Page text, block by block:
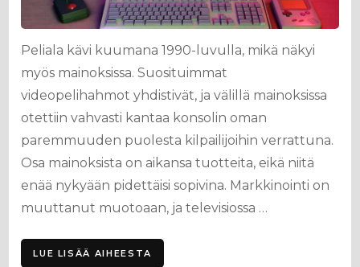
Peliala kävi kuumana 1990-luvulla, mikä näkyi
myös mainoksissa. Suosituimmat
videopelihahmot yhdistivät, ja välillä mainoksissa
otettiin vahvasti kantaa konsolin oman
paremmuuden puolesta kilpailijoihin verrattuna.
Osa mainoksista on aikansa tuotteita, eikä niitä
enää nykyään pidettäisi sopivina. Markkinointi on
muuttanut muotoaan, ja televisiossa …
LUE LISÄÄ AIHEESTA